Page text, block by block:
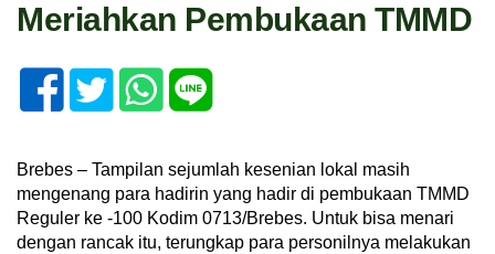
Meriahkan Pembukaan TMMD
Brebes – Tampilan sejumlah kesenian lokal masih
mengenang para hadirin yang hadir di pembukaan TMMD
Reguler ke -100 Kodim 0713/Brebes. Untuk bisa menari
dengan rancak itu, terungkap para personilnya melakukan